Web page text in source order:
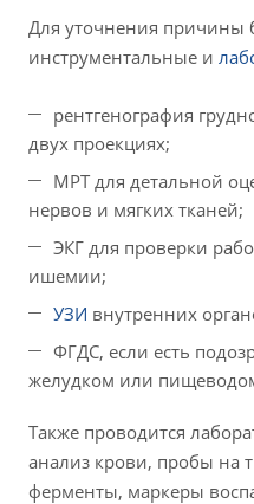
Для уточнения причины
инструментальные и
рентгенография
двух проекциях;
МРТ для детальной
нервов и мягких тканей;
ЭКГ для проверки
ишемии;
УЗИ внутренних
ФГДС, если есть
желудком или
Также проводится
анализ крови, пробы на
ферменты, маркеры